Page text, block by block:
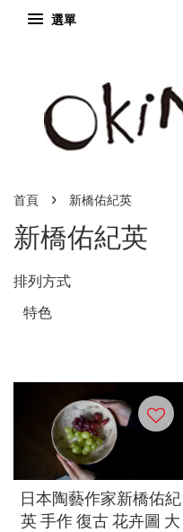
選單
首頁 › 新橋佑紀英
新橋佑紀英
排列方式
日本陶藝作家新橋佑紀
英 手作 復古 花卉圖 大